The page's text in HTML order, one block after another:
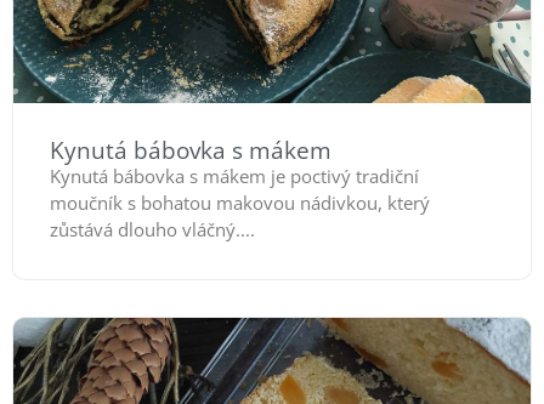
Kynutá bábovka s mákem
Kynutá bábovka s mákem je poctivý tradiční
moučník s bohatou makovou nádivkou, který
zůstává dlouho vláčný....